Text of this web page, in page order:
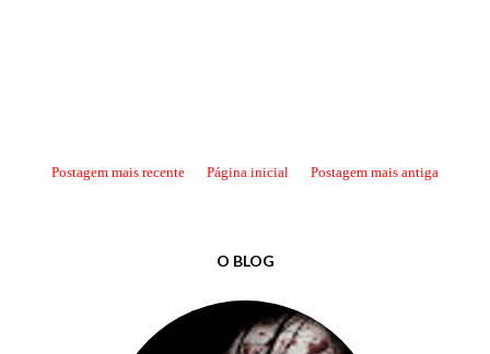
Postagem mais recente Postagem mais antiga
Página inicial
O BLOG